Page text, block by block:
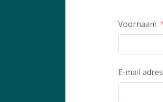
Voornaam
E-mail adres